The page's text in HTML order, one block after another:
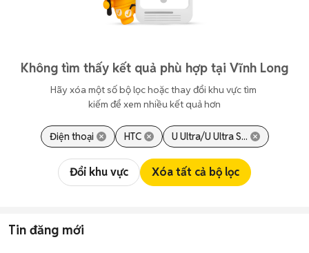
Không tìm thấy kết quả phù hợp tại Vĩnh Long
Hãy xóa một số bộ lọc hoặc thay đổi khu vực tìm
kiếm để xem nhiều kết quả hơn
Điện thoại HTC U Ultra/U Ultra S...
Đổi khu vực Xóa tất cả bộ lọc
Tin đăng mới